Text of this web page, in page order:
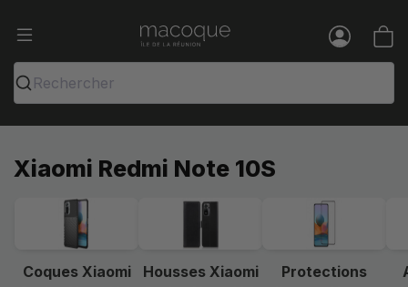
Ma Coque - Coques et Accessoires
Rechercher
Xiaomi Redmi Note 10S
Coques Xiaomi
Housses Xiaomi
Protections